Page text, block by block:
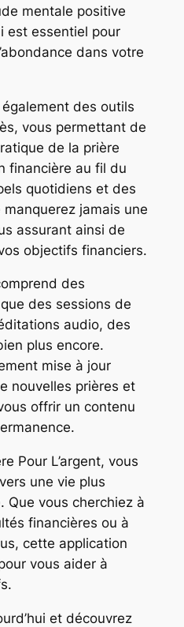
mentale positive
est essentiel pour
dans votre
également des outils
vous permettant de
de la prière
financière au fil du
quotidiens et des
jamais une
assurant ainsi de
objectifs financiers.
des
des sessions de
audio, des
plus encore.
mise à jour
nouvelles prières et
offrir un contenu
Pour L’argent, vous
une vie plus
Que vous cherchiez à
financières ou à
cette application
vous aider à
et découvrez